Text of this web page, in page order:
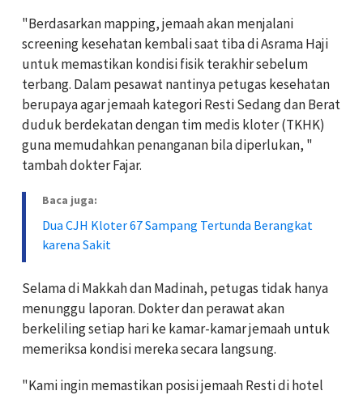
"Berdasarkan mapping, jemaah akan menjalani
screening kesehatan kembali saat tiba di Asrama Haji
untuk memastikan kondisi fisik terakhir sebelum
terbang. Dalam pesawat nantinya petugas kesehatan
berupaya agar jemaah kategori Resti Sedang dan Berat
duduk berdekatan dengan tim medis kloter (TKHK)
guna memudahkan penanganan bila diperlukan, "
tambah dokter Fajar.
Baca juga:
Dua CJH Kloter 67 Sampang Tertunda Berangkat
karena Sakit
Selama di Makkah dan Madinah, petugas tidak hanya
menunggu laporan. Dokter dan perawat akan
berkeliling setiap hari ke kamar-kamar jemaah untuk
memeriksa kondisi mereka secara langsung.
"Kami ingin memastikan posisi jemaah Resti di hotel